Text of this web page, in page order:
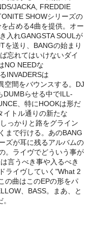
JACKA, FREDDIE
SHOWシリーズの
占める4曲を提供。オー
入れGANGSTA SOULが
を送り、BANGの始まり
忘れてはいけないダイ
NO NEEDな
INVADERSは
空間をバウンスする。DJ
DUMBらせる中でILL-
、特にHOOKは形だ
イトル通りの新たな
っかりと路をグライン
まで行ける。あのBANG
ズが耳に残るアルバムの
。ライヴでどういう事が
言うべき事や入るべき
ライヴしていく"What 2
の曲はこのEPの形をパ
、BASS。まあ、と